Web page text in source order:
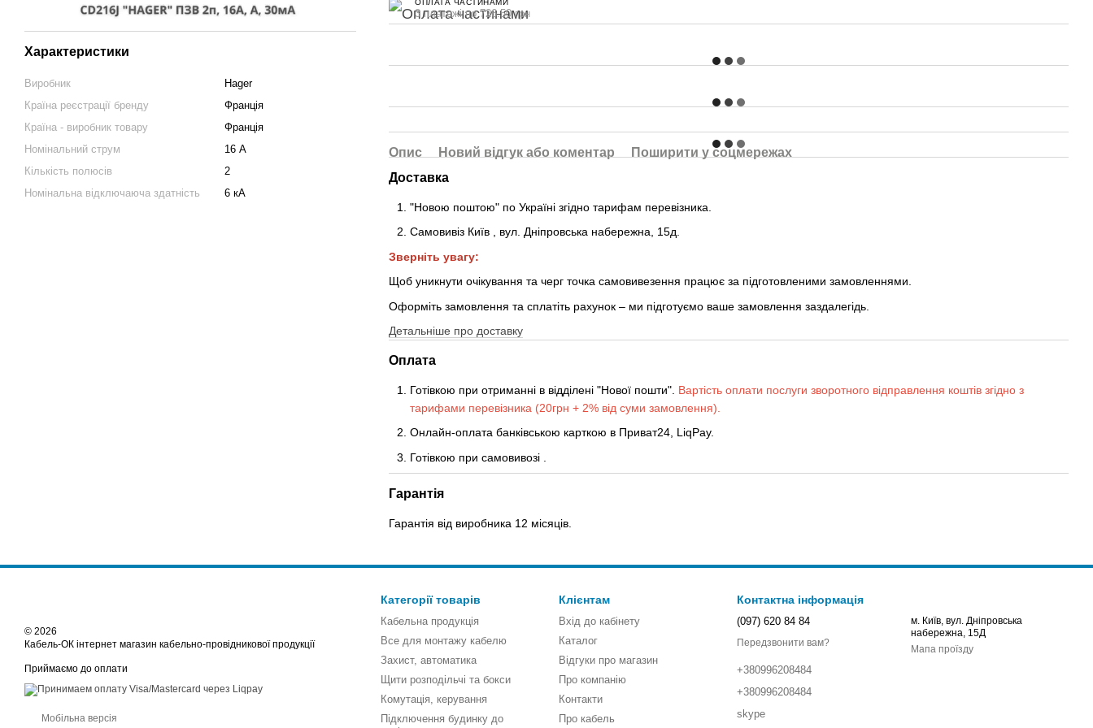
Характеристики
Виробник
Hager
Країна реєстрації бренду
Франція
Країна - виробник товару
Франція
Номінальний струм
16 А
Кількість полюсів
2
Номінальна відключаюча здатність
6 кА
3 платежі по 726.50 грн
Опис Новий відгук або коментар
Поширити у соцмережах
Доставка
"Новою поштою" по Україні згідно тарифам перевізника.
Самовивіз Київ , вул. Дніпровська набережна, 15д.
Зверніть увагу:
Щоб уникнути очікування та черг точка самовивезення працює за підготовленими замовленнями.
Оформіть замовлення та сплатіть рахунок – ми підготуємо ваше замовлення заздалегідь.
Детальніше про доставку
Оплата
Готівкою при отриманні в відділені "Нової пошти". Вартість оплати послуги зворотного відправлення коштів згідно з
тарифами перевізника (20грн + 2% від суми замовлення).
Онлайн-оплата банківською карткою в Приват24, LiqPay.
Готівкою при самовивозі
Гарантія
Гарантія від виробника 12 місяців.
© 2026
Кабель-ОК інтернет магазин кабельно-провідникової продукції
Приймаємо до оплати
Мобільна версія
Категорії товарів
Кабельна продукція
Все для монтажу кабелю
Захист, автоматика
Щити розподільчі та бокси
Комутація, керування
Підключення будинку до
Клієнтам
Вхід до кабінету
Каталог
Відгуки про магазин
Про компанію
Контакти
Про кабель
Контактна інформація
(097) 620 84 84
Передзвонити вам?
+380996208484
+380996208484
skype
м. Київ, вул. Дніпровська
набережна, 15Д
Мапа проїзду